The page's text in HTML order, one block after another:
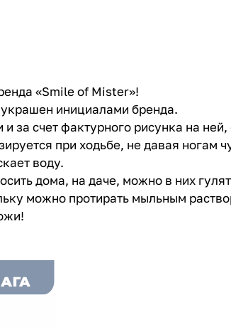
«Smile of Mister»!
инициалами бренда.
за счет фактурного рисунка на
при ходьбе, не давая ногам
воду.
дома, на даче, можно в них
можно протирать мыльным